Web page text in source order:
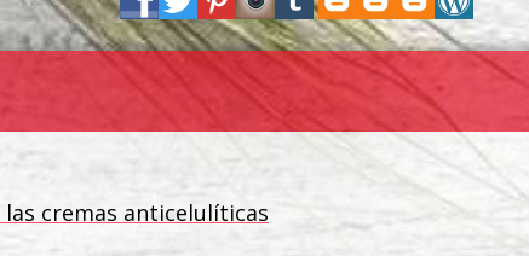
las cremas anticelulíticas